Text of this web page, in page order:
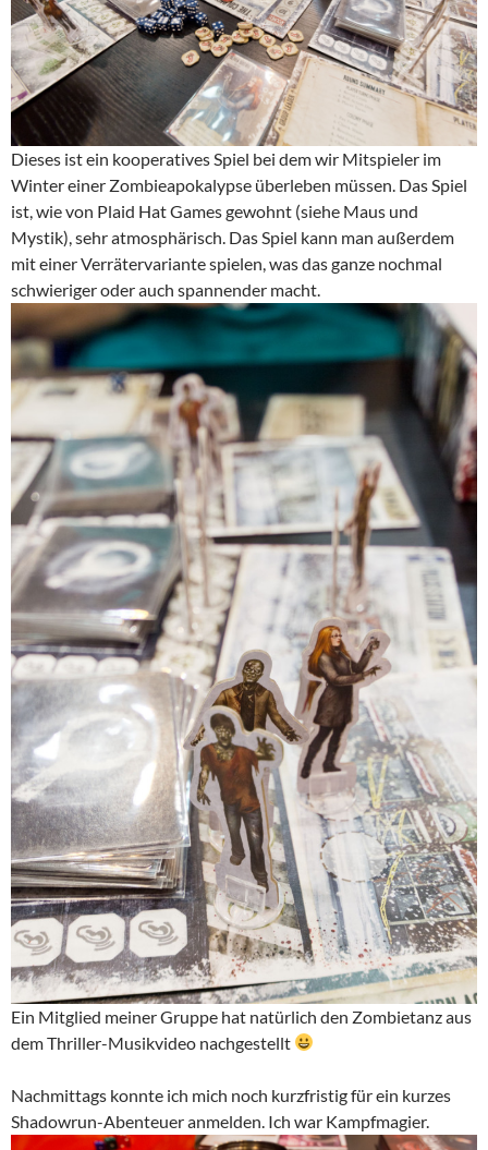
Dieses ist ein kooperatives Spiel bei dem wir Mitspieler im
Winter einer Zombieapokalypse überleben müssen. Das Spiel
ist, wie von Plaid Hat Games gewohnt (siehe Maus und
Mystik), sehr atmosphärisch. Das Spiel kann man außerdem
mit einer Verrätervariante spielen, was das ganze nochmal
schwieriger oder auch spannender macht.
Ein Mitglied meiner Gruppe hat natürlich den Zombietanz aus
dem Thriller-Musikvideo nachgestellt
Nachmittags konnte ich mich noch kurzfristig für ein kurzes
Shadowrun-Abenteuer anmelden. Ich war Kampfmagier.